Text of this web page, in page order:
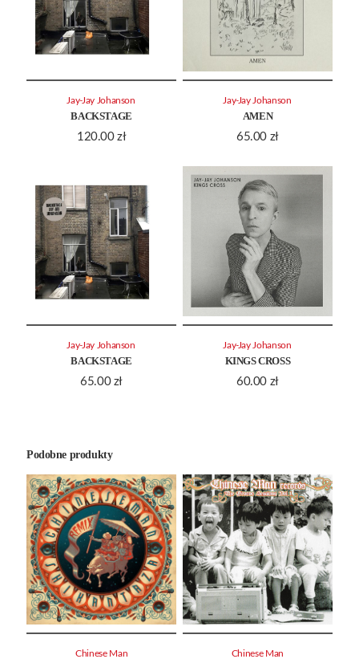
BACKSTAGE
120.00 zł
Jay-Jay Johanson
AMEN
65.00 zł
Jay-Jay Johanson
BACKSTAGE
65.00 zł
Jay-Jay Johanson
KINGS CROSS
60.00 zł
Jay-Jay Johanson
Podobne produkty
Chinese Man Chinese Man